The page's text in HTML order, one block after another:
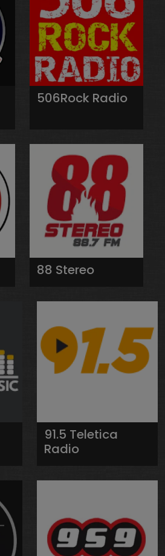
506Rock Radio
88 Stereo
91.5 Teletica
Radio